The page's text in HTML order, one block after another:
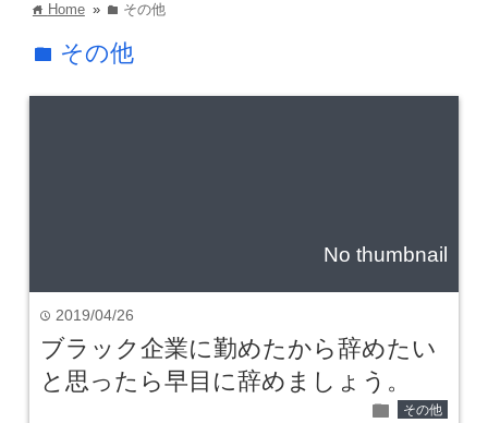
home Home » folder その他
folder その他
No thumbnail
time 2019/04/26
ブラック企業に勤めたから辞めたい
と思ったら早目に辞めましょう。
folder その他